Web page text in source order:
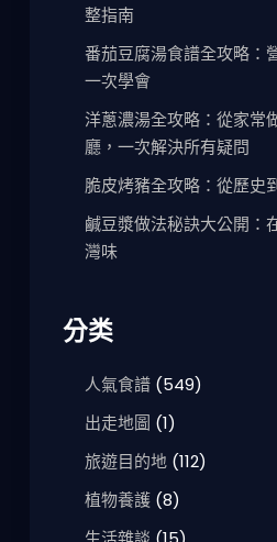
整指南
番茄豆腐湯食譜全攻略：
一次學會
洋蔥濃湯全攻略：從家常
廳，一次解決所有疑問
脆皮烤豬全攻略：從歷史
鹹豆漿做法秘訣大公開：
灣味
分类
人氣食譜(549)
出走地圖 (1)
旅遊目的地(112)
植物養護(8)